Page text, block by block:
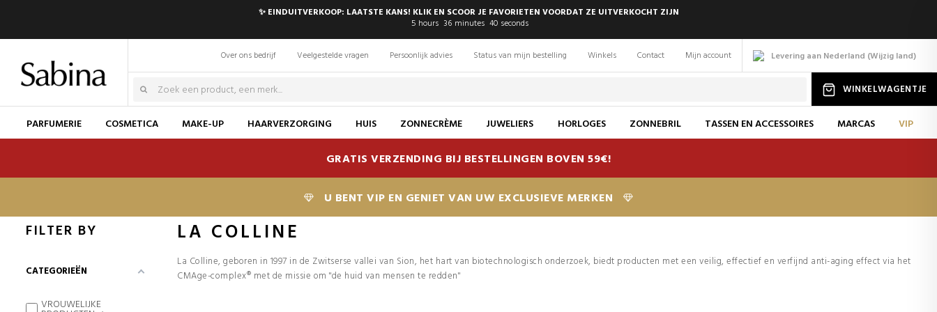
✨ EINDUITVERKOOP: LAATSTE KANS! KLIK EN SCOOR JE FAVORIETEN VOORDAT ZE UITVERKOCHT ZIJN
5 hours 36 minutes 39 seconds
Levering aan Nederland (Wijzig land)
Over ons bedrijf Veelgestelde vragen Persoonlijk advies Status van mijn bestelling Winkels Contact Mijn account
WINKELWAGENTJE
PARFUMERIE COSMETICA MAKE-UP HAARVERZORGING HUIS ZONNECRÈME JUWELIERS HORLOGES ZONNEBRIL TASSEN EN ACCESSOIRES MARCAS VIP
GRATIS VERZENDING BIJ BESTELLINGEN BOVEN 59€!
U BENT VIP EN GENIET VAN UW EXCLUSIEVE MERKEN
LA COLLINE
La Colline, geboren in 1997 in de Zwitserse vallei van Sion, het hart van biotechnologisch onderzoek, biedt producten met een veilig, effectief en verfijnd anti-aging effect via het
CMAge-complex® met de missie om "de huid van mensen te redden"
FILTER BY
CATEGORIEËN
VROUWELIJKE